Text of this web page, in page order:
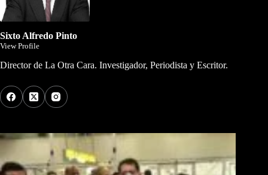
Sixto Alfredo Pinto
View Profile
Director de La Otra Cara. Investigador, Periodista y Escritor.